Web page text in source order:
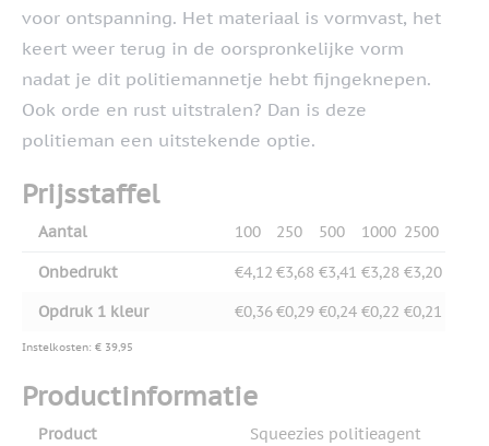
voor ontspanning. Het materiaal is vormvast, het
keert weer terug in de oorspronkelijke vorm
nadat je dit politiemannetje hebt fijngeknepen.
Ook orde en rust uitstralen? Dan is deze
politieman een uitstekende optie.
Prijsstaffel
Aantal 100 250 500 1000 2500
Onbedrukt €4,12 €3,68 €3,41 €3,28 €3,20
Opdruk 1 kleur
€0,36€0,29 €0,24 €0,22 €0,21
Instelkosten: € 39,95
Productinformatie
Product
Squeezies politieagent